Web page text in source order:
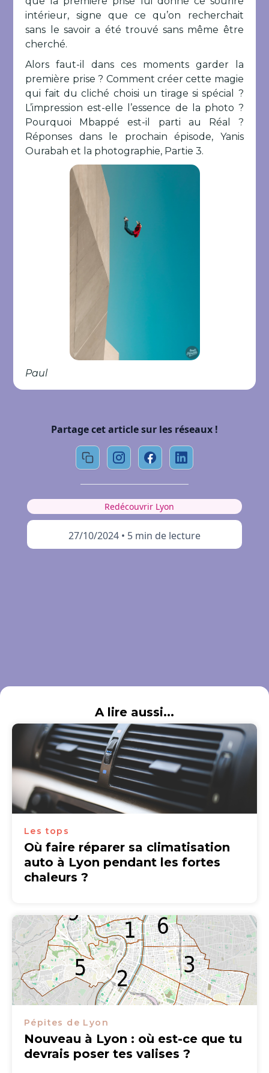
intérieur, signe que ce qu’on recherchait
sans le savoir a été trouvé sans même être
cherché.
Alors faut-il dans ces moments garder la
première prise ? Comment créer cette magie
qui fait du cliché choisi un tirage si spécial ?
L’impression est-elle l’essence de la photo ?
Pourquoi Mbappé est-il parti au Réal ?
Réponses dans le prochain épisode, Yanis
Ourabah et la photographie, Partie 3.
Paul
Partage cet article sur les réseaux !
Redécouvrir Lyon
27/10/2024 • 5 min de lecture
A lire aussi...
Les tops
Où faire réparer sa climatisation
auto à Lyon pendant les fortes
chaleurs ?
Pépites de Lyon
Nouveau à Lyon : où est-ce que tu
devrais poser tes valises ?